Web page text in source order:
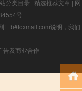
分类目录 | 精选推荐文章 | 网
号
f_fb#foxmail.com说明，我们
告及商业合作